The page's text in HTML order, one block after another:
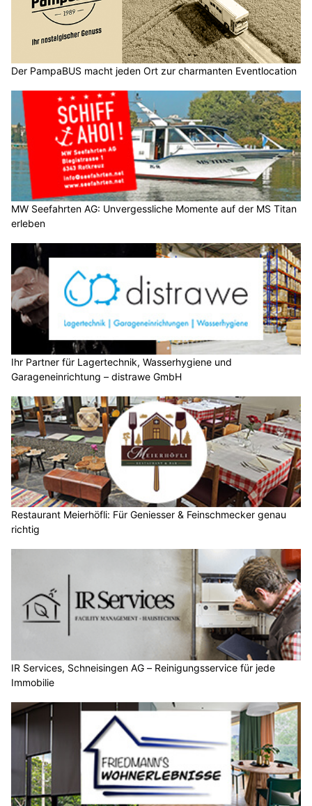
Der PampaBUS macht jeden Ort zur charmanten Eventlocation
MW Seefahrten AG: Unvergessliche Momente auf der MS Titan
erleben
Ihr Partner für Lagertechnik, Wasserhygiene und
Garageneinrichtung – distrawe GmbH
Restaurant Meierhöfli: Für Geniesser & Feinschmecker genau
richtig
IR Services, Schneisingen AG – Reinigungsservice für jede
Immobilie